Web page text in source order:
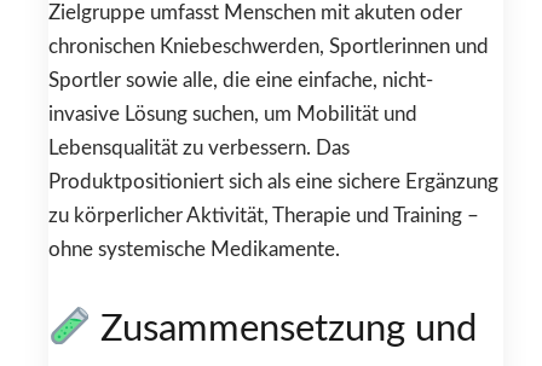
Zielgruppe umfasst Menschen mit akuten oder
chronischen Kniebeschwerden, Sportlerinnen und
Sportler sowie alle, die eine einfache, nicht-
invasive Lösung suchen, um Mobilität und
Lebensqualität zu verbessern. Das
Produktpositioniert sich als eine sichere Ergänzung
zu körperlicher Aktivität, Therapie und Training –
ohne systemische Medikamente.
Zusammensetzung und